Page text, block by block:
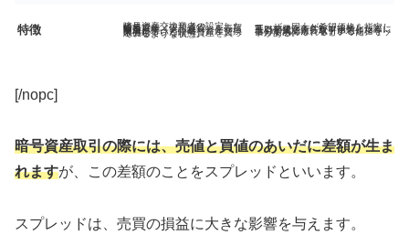
特徴 暗号資産交換業者の設定した価格で
暗号資産（仮想通貨）を売買する
取引形態。
簡単に言うと、暗号資産交換業者が
販売している暗号資産を買っているような状態。
ユーザー同士が希望価格を指定して、
互いの発注条件がマッチした際に
取引が成立する取引形態。
この形式では、取引する価格を
自分で決められるといったメリットがある。
[/nopc]
暗号資産取引の際には、売値と買値のあいだに差額が生ま
れますが、この差額のことをスプレッド といいます。
スプレッドは、売買の損益に大きな影響を与えます。